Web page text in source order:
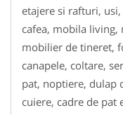
etajere si rafturi,
cafea, mobila living,
mobilier de tineret,
canapele, coltare,
pat, noptiere, dulap
cuiere, cadre de pat